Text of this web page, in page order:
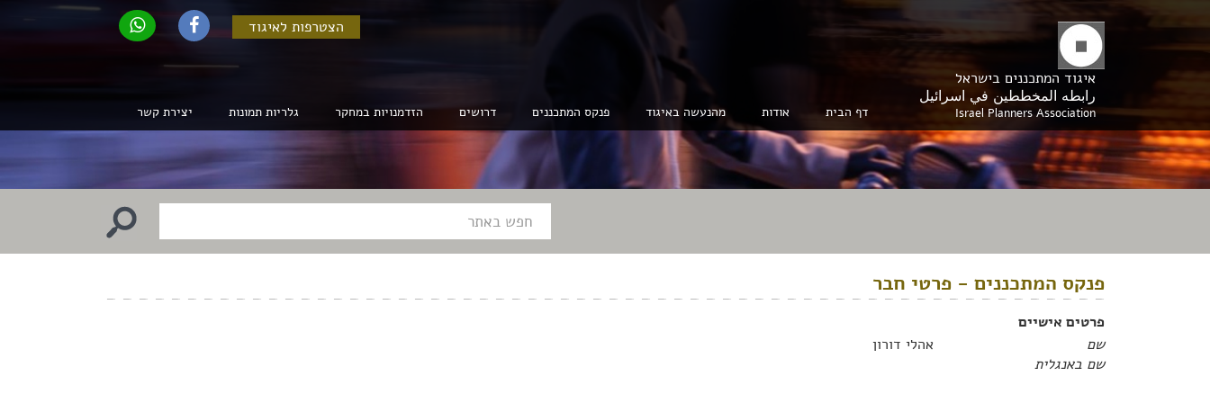
הצטרפות לאיגוד
איגוד המתכננים בישראל
رابطه المخططين في اسرائيل
Israel Planners Association דף הבית אודות מהנעשה באיגוד פנקס המתכננים דרושים הזדמנויות במחקר גלריות תמונות יצירת קשר
פנקס המתכננים - פרטי חבר
פרטים אישיים
שם
אהלי דורון
שם באנגלית